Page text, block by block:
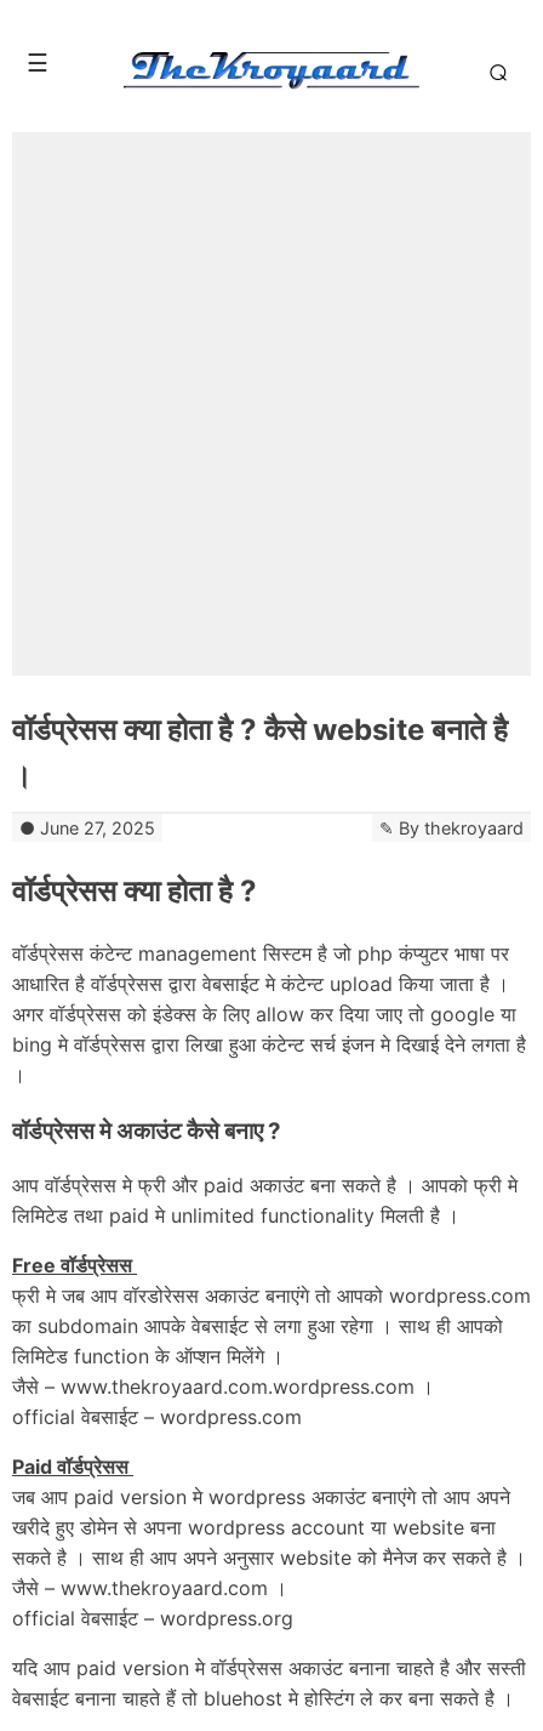
वॉर्डप्रेसस क्या होता है ? कैसे website बनाते है
।
June 27, 2025 By thekroyaard
वॉर्डप्रेसस क्या होता है ?
वॉर्डप्रेसस कंटेन्ट management सिस्टम है जो php कंप्युटर भाषा पर
आधारित है वॉर्डप्रेसस द्वारा वेबसाईट मे कंटेन्ट upload किया जाता है ।
अगर वॉर्डप्रेसस को इंडेक्स के लिए allow कर दिया जाए तो google या
bing मे वॉर्डप्रेसस द्वारा लिखा हुआ कंटेन्ट सर्च इंजन मे दिखाई देने लगता है
।
वॉर्डप्रेसस मे अकाउंट कैसे बनाए ?
आप वॉर्डप्रेसस मे फ्री और paid अकाउंट बना सकते है । आपको फ्री मे
लिमिटेड तथा paid मे unlimited functionality मिलती है ।
Free वॉर्डप्रेसस
फ्री मे जब आप वॉरडोरेसस अकाउंट बनाएंगे तो आपको wordpress.com
का subdomain आपके वेबसाईट से लगा हुआ रहेगा । साथ ही आपको
लिमिटेड function के ऑप्शन मिलेंगे ।
जैसे – www.thekroyaard.com.wordpress.com ।
official वेबसाईट – wordpress.com
Paid वॉर्डप्रेसस
जब आप paid version मे wordpress अकाउंट बनाएंगे तो आप अपने
खरीदे हुए डोमेन से अपना wordpress account या website बना
सकते है । साथ ही आप अपने अनुसार website को मैनेज कर सकते है ।
जैसे – www.thekroyaard.com ।
official वेबसाईट – wordpress.org
यदि आप paid version मे वॉर्डप्रेसस अकाउंट बनाना चाहते है और सस्ती
वेबसाईट बनाना चाहते हैं तो bluehost मे होस्टिंग ले कर बना सकते है ।